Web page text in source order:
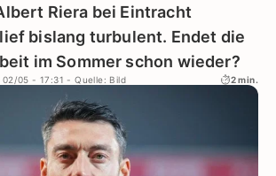
Riera bei Eintracht
bislang turbulent. Endet die
im Sommer schon wieder?
02/05 - 17:31 - Quelle: Bild 2 min.